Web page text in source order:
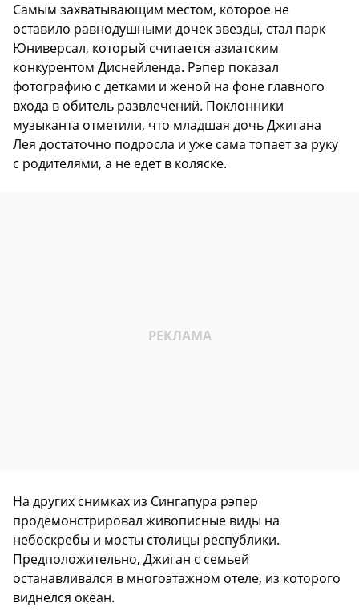
Самым захватывающим местом, которое не
оставило равнодушными дочек звезды, стал парк
Юниверсал, который считается азиатским
конкурентом Диснейленда. Рэпер показал
фотографию с детками и женой на фоне главного
входа в обитель развлечений. Поклонники
музыканта отметили, что младшая дочь Джигана
Лея достаточно подросла и уже сама топает за руку
с родителями, а не едет в коляске.
На других снимках из Сингапура рэпер
продемонстрировал живописные виды на
небоскребы и мосты столицы республики.
Предположительно, Джиган с семьей
останавливался в многоэтажном отеле, из которого
виднелся океан.